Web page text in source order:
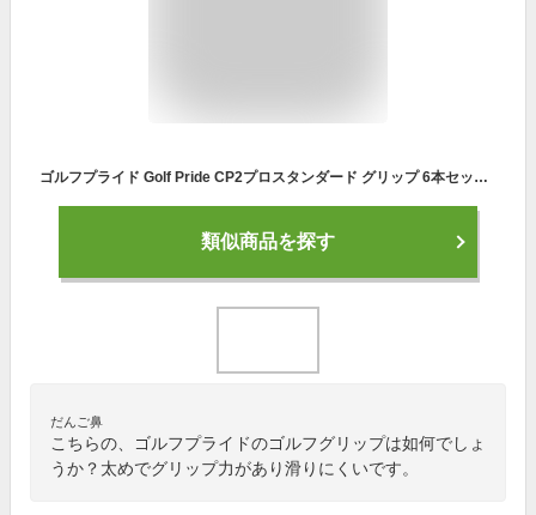
ゴルフプライド Golf Pride CP2プロスタンダード グリップ 6本セット まとめ買い ゴルフグリップ ウッド用 アイアン用 太め 柔らかい
類似商品を探す
だんご鼻
こちらの、ゴルフプライドのゴルフグリップは如何でしょ
うか？太めでグリップ力があり滑りにくいです。